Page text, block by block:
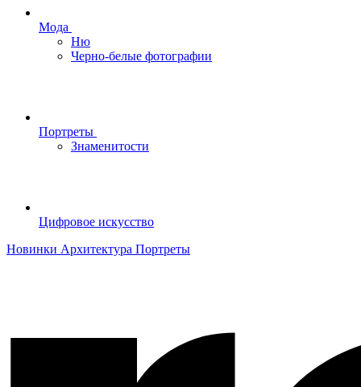
Мода
Ню
Черно-белые фотографии
Портреты
Знаменитости
Цифровое искусство
Новинки Архитектура Портреты